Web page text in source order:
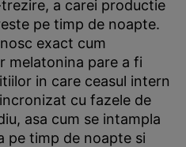
a carei productie
pe timp de noapte.
exact cum
melatonina pare a fi
in care ceasul intern
cu fazele de
asa cum se intampla
pe timp de noapte si